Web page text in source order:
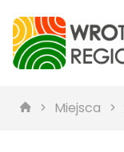
Miejsca